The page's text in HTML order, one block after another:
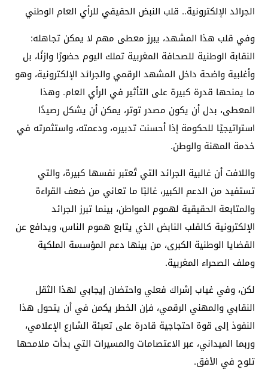
الجرائد الإلكترونية.. قلب النبض الحقيقي للرأي العام الوطني
وفي قلب هذا المشهد، يبرز معطى مهم لا يمكن تجاهله:
النقابة الوطنية للصحافة المغربية تملك اليوم حضورًا وازنًا، بل
وأغلبية واضحة داخل المشهد الرقمي والجرائد الإلكترونية، وهو
ما يمنحها قدرة كبيرة على التأثير في الرأي العام. وهذا
المعطى، بدل أن يكون مصدر توتر، يمكن أن يشكل رصيدًا
استراتيجيًا للحكومة إذا أحسنت تدبيره، ودعمته، واستثمرته في
خدمة المهنة والوطن.
واللافت أن غالبية الجرائد التي تُعتبر نفسها كبيرة، والتي
تستفيد من الدعم الكبير، غالبًا ما تعاني من ضعف القراءة
والمتابعة الحقيقية لهموم المواطن، بينما تبرز الجرائد
الإلكترونية كالقلب النابض الذي يتابع هموم الناس، ويدافع عن
القضايا الوطنية الكبرى، من بينها دعم المؤسسة الملكية
وملف الصحراء المغربية.
لكن، وفي غياب إشراك فعلي واحتضان إيجابي لهذا الثقل
النقابي والمهني الرقمي، فإن الخطر يكمن في أن يتحول هذا
النفوذ إلى قوة احتجاجية قادرة على تعبئة الشارع الإعلامي،
وربما الميداني، عبر الاعتصامات والمسيرات التي بدأت ملامحها
تلوح في الأفق.